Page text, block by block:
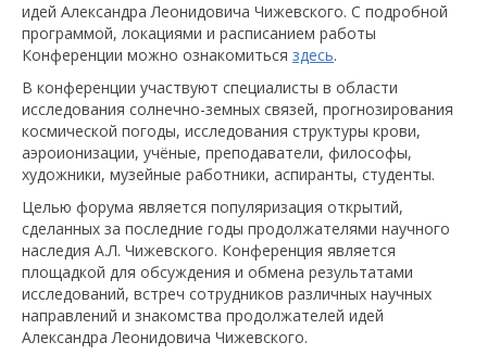
идей Александра Леонидовича Чижевского. С подробной
программой, локациями и расписанием работы
Конференции можно ознакомиться здесь.
В конференции участвуют специалисты в области
исследования солнечно-земных связей, прогнозирования
космической погоды, исследования структуры крови,
аэроионизации, учёные, преподаватели, философы,
художники, музейные работники, аспиранты, студенты.
Целью форума является популяризация открытий,
сделанных за последние годы продолжателями научного
наследия А.Л. Чижевского. Конференция является
площадкой для обсуждения и обмена результатами
исследований, встреч сотрудников различных научных
направлений и знакомства продолжателей идей
Александра Леонидовича Чижевского.